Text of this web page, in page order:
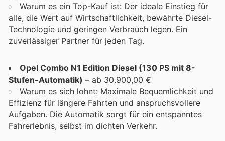
Warum es ein Top-Kauf ist: Der ideale Einstieg für
alle, die Wert auf Wirtschaftlichkeit, bewährte Diesel-
Technologie und geringen Verbrauch legen. Ein
zuverlässiger Partner für jeden Tag.
Opel Combo N1 Edition Diesel (130 PS mit 8-
Stufen-Automatik) – ab 30.900,00 €
Warum es sich lohnt: Maximale Bequemlichkeit und
Effizienz für längere Fahrten und anspruchsvollere
Aufgaben. Die Automatik sorgt für ein entspanntes
Fahrerlebnis, selbst im dichten Verkehr.